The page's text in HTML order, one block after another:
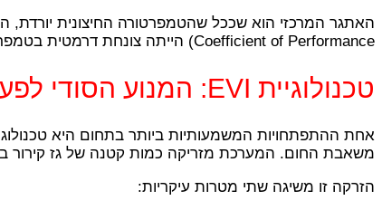
Coefficient of Performance) הייתה צונחת דרמטית בטמפרטורות קרובות לאפס. אולם, הטכנולוגיה המודרנית פתרה את הבעיה הזו באופן כמעט מוחלט.
טכנולוגיית EVI: המנוע הסודי לפעולה בטמפרטורות קיפאון
משאבת החום. המערכת מזריקה כמות קטנה של גז קירור
הזרקה זו משיגה שתי מטרות עיקריות: